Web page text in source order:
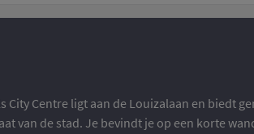
City Centre ligt aan de Louizalaan en biedt
van de stad. Je bevindt je op een korte